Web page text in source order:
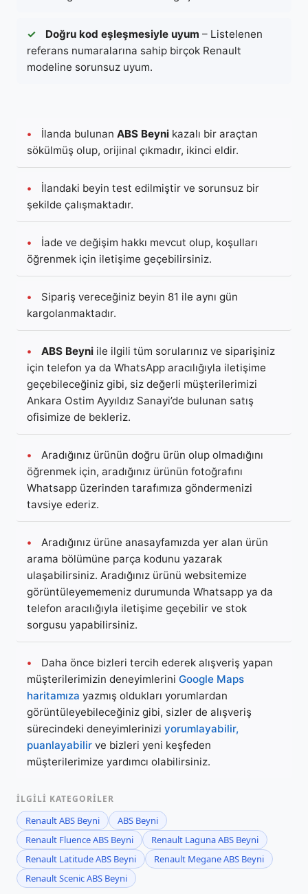
✓ Doğru kod eşleşmesiyle uyum – Listelenen
referans numaralarına sahip birçok Renault
modeline sorunsuz uyum.
• İlanda bulunan ABS Beyni kazalı bir araçtan
sökülmüş olup, orijinal çıkmadır, ikinci eldir.
•
İlandaki beyin test edilmiştir ve sorunsuz bir
şekilde çalışmaktadır.
•
İade ve değişim hakkı mevcut olup, koşulları
öğrenmek için iletişime geçebilirsiniz.
•
Sipariş vereceğiniz beyin 81 ile aynı gün
kargolanmaktadır.
• ABS Beyni ile ilgili tüm sorularınız ve siparişiniz
için telefon ya da WhatsApp aracılığıyla iletişime
geçebileceğiniz gibi, siz değerli müşterilerimizi
Ankara Ostim Ayyıldız Sanayi’de bulunan satış
ofisimize de bekleriz.
•
Aradığınız ürünün doğru ürün olup olmadığını
öğrenmek için, aradığınız ürünün fotoğrafını
Whatsapp üzerinden tarafımıza göndermenizi
tavsiye ederiz.
•
Aradığınız ürüne anasayfamızda yer alan ürün
arama bölümüne parça kodunu yazarak
ulaşabilirsiniz. Aradığınız ürünü websitemize
görüntüleyememeniz durumunda Whatsapp ya da
telefon aracılığıyla iletişime geçebilir ve stok
sorgusu yapabilirsiniz.
•
Daha önce bizleri tercih ederek alışveriş yapan
müşterilerimizin deneyimlerini Google Maps
haritamıza yazmış oldukları yorumlardan
görüntüleyebileceğiniz gibi, sizler de alışveriş
sürecindeki deneyimlerinizi yorumlayabilir,
puanlayabilir ve bizleri yeni keşfeden
müşterilerimize yardımcı olabilirsiniz.
İLGILI KATEGORILER
Renault ABS Beyni
ABS Beyni
Renault Fluence ABS Beyni
Renault Laguna ABS Beyni
Renault Latitude ABS Beyni
Renault Megane ABS Beyni
Renault Scenic ABS Beyni